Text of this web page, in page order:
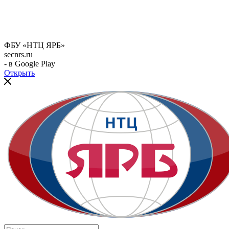
ФБУ «НТЦ ЯРБ»
secnrs.ru
- в Google Play
Открыть